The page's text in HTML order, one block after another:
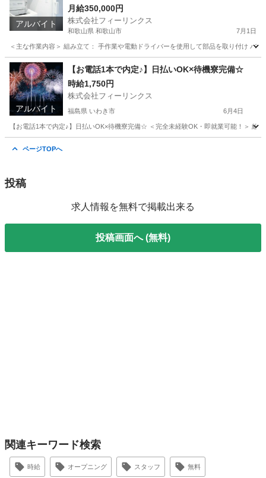
アルバイト
月給350,000円
株式会社フィーリンクス
和歌山県 和歌山市 7月1日
＜主な作業内容＞ 組み立て： 手作業や電動ドライバーを使用して部品を取り付け バ
和歌山 和歌山市 工場 電動
アルバイト
【お電話1本で内定♪】日払いOK×待機寮完備☆
時給1,750円
株式会社フィーリンクス
福島県 いわき市 6月4日
【お電話1本で内定♪】日払いOK×待機寮完備☆ ＜完全未経験OK・即就業可能！＞
ページTOPへ
投稿
求人情報を無料で掲載出来る
投稿画面へ (無料)
関連キーワード検索
時給 オープニング スタッフ 無料